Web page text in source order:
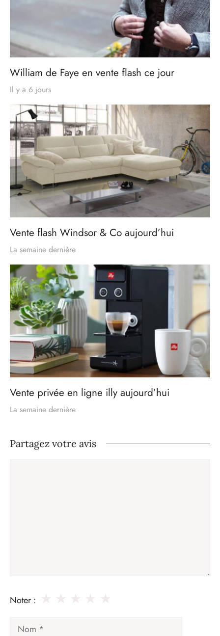
William de Faye en vente flash ce jour
Il y a 6 jours
Vente flash Windsor & Co aujourd’hui
La semaine dernière
Vente privée en ligne illy aujourd’hui
La semaine dernière
Partagez votre avis
Noter :
Nom